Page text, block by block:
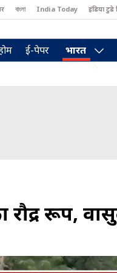
বাংলা India Today इंडिया टुडे
ई-पेपर भारत
रौद्र रूप,